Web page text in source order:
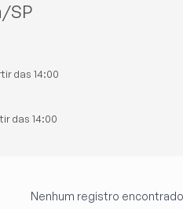
SP
das 14:00
das 14:00
Nenhum registro